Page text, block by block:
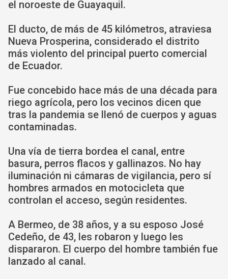
el noroeste de Guayaquil.
El ducto, de más de 45 kilómetros, atraviesa
Nueva Prosperina, considerado el distrito
más violento del principal puerto comercial
de Ecuador.
Fue concebido hace más de una década para
riego agrícola, pero los vecinos dicen que
tras la pandemia se llenó de cuerpos y aguas
contaminadas.
Una vía de tierra bordea el canal, entre
basura, perros flacos y gallinazos. No hay
iluminación ni cámaras de vigilancia, pero sí
hombres armados en motocicleta que
controlan el acceso, según residentes.
A Bermeo, de 38 años, y a su esposo José
Cedeño, de 43, les robaron y luego les
dispararon. El cuerpo del hombre también fue
lanzado al canal.